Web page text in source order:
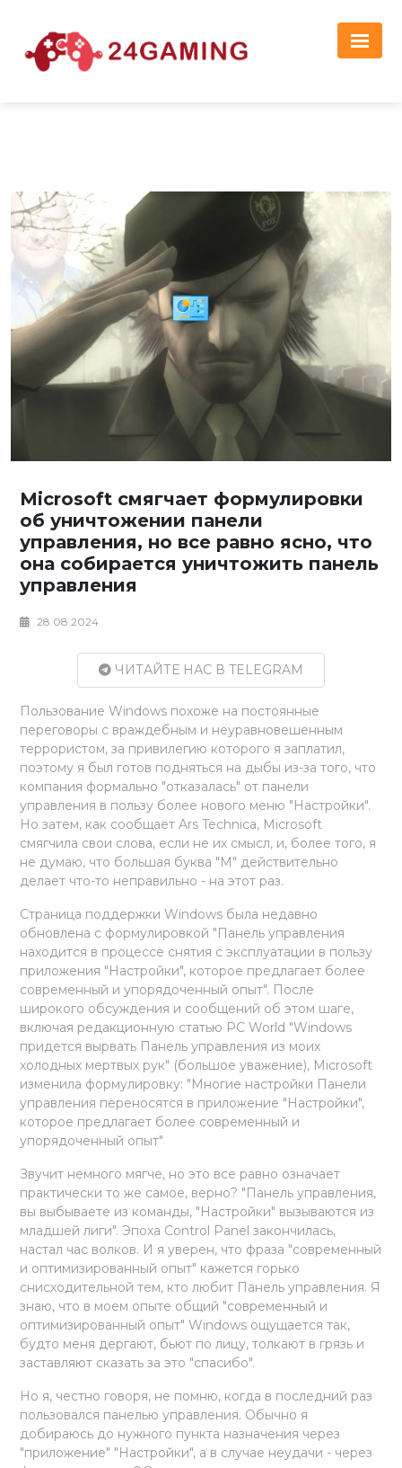
Microsoft смягчает формулировки
об уничтожении панели
управления, но все равно ясно, что
она собирается уничтожить панель
управления
28.08.2024
ЧИТАЙТЕ НАС В TELEGRAM
Пользование Windows похоже на постоянные
переговоры с враждебным и неуравновешенным
террористом, за привилегию которого я заплатил,
поэтому я был готов подняться на дыбы из-за того, что
компания формально "отказалась" от панели
управления в пользу более нового меню "Настройки".
Но затем, как сообщает Ars Technica, Microsoft
смягчила свои слова, если не их смысл, и, более того, я
не думаю, что большая буква "М" действительно
делает что-то неправильно - на этот раз.
Страница поддержки Windows была недавно
обновлена с формулировкой "Панель управления
находится в процессе снятия с эксплуатации в пользу
приложения "Настройки", которое предлагает более
современный и упорядоченный опыт". После
широкого обсуждения и сообщений об этом шаге,
включая редакционную статью PC World "Windows
придется вырвать Панель управления из моих
холодных мертвых рук" (большое уважение), Microsoft
изменила формулировку: "Многие настройки Панели
управления переносятся в приложение "Настройки",
которое предлагает более современный и
упорядоченный опыт"
Звучит немного мягче, но это все равно означает
практически то же самое, верно? "Панель управления,
вы выбываете из команды, "Настройки" вызываются из
младшей лиги". Эпоха Control Panel закончилась,
настал час волков. И я уверен, что фраза "современный
и оптимизированный опыт" кажется горько
снисходительной тем, кто любит Панель управления. Я
знаю, что в моем опыте общий "современный и
оптимизированный опыт" Windows ощущается так,
будто меня дергают, бьют по лицу, толкают в грязь и
заставляют сказать за это "спасибо".
Но я, честно говоря, не помню, когда в последний раз
пользовался панелью управления. Обычно я
добираюсь до нужного пункта назначения через
"приложение" "Настройки", а в случае неудачи - через